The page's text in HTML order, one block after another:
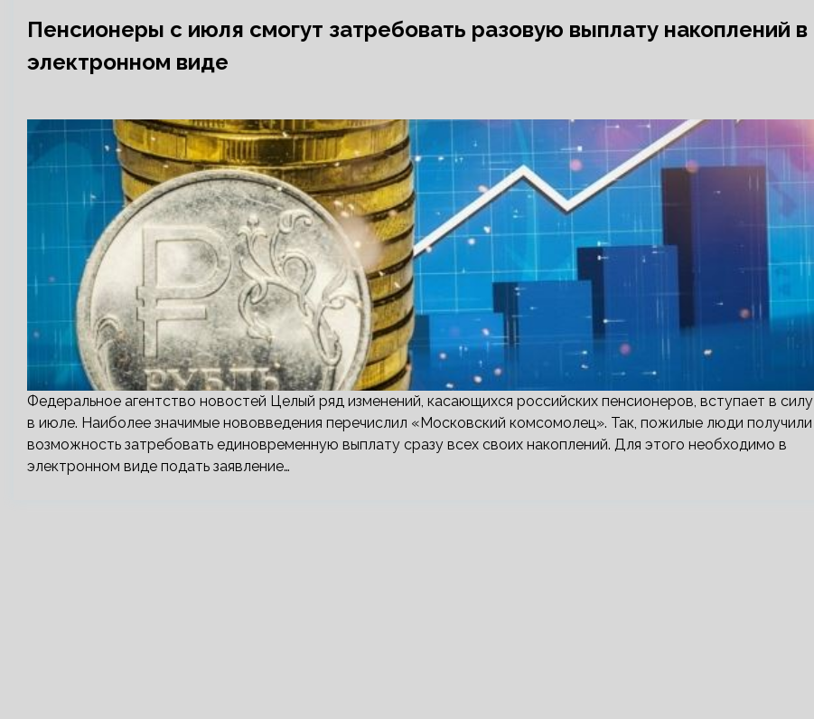
Пенсионеры с июля смогут затребовать разовую выплату накоплений в
электронном виде
Федеральное агентство новостей Целый ряд изменений, касающихся российских пенсионеров, вступает в силу
в июле. Наиболее значимые нововведения перечислил «Московский комсомолец». Так, пожилые люди получили
возможность затребовать единовременную выплату сразу всех своих накоплений. Для этого необходимо в
электронном виде подать заявление…